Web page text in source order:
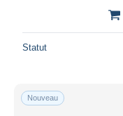
Statut
Nouveau